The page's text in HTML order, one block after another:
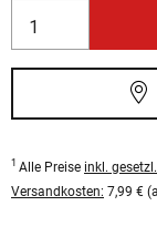
1 Alle Preise inkl.
Versandkosten: 7,99 €